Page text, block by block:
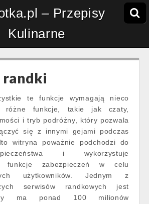
– Przepisy
Kulinarne
randki
te funkcje wymagają nieco
różne funkcje, takie jak czaty,
i tryb podróżny, który pozwala
się z innymi gejami podczas
witryna poważnie podchodzi do
i wykorzystuje
funkcje zabezpieczeń w celu
użytkowników. Jednym z
serwisów randkowych jest
ma ponad 100 milionów